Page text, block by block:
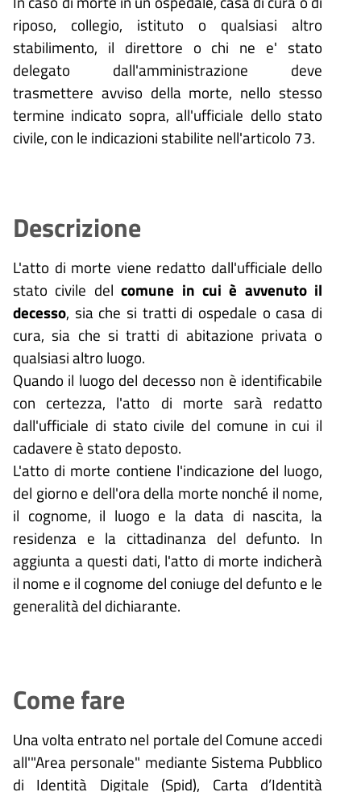
riposo, collegio, istituto o qualsiasi altro
stabilimento, il direttore o chi ne e' stato
delegato dall'amministrazione deve
trasmettere avviso della morte, nello stesso
termine indicato sopra, all'ufficiale dello stato
civile, con le indicazioni stabilite nell'articolo 73.
Descrizione
L'atto di morte viene redatto dall'ufficiale dello
stato civile delcomune in cui è avvenuto il
decesso, sia che si tratti di ospedale o casa di
cura, sia che si tratti di abitazione privata o
qualsiasi altro luogo.
Quando il luogo del decesso non è identificabile
con certezza, l'atto di morte sarà redatto
dall'ufficiale di stato civile del comune in cui il
cadavere è stato deposto.
L'atto di morte contiene l'indicazione del luogo,
del giorno e dell'ora della morte nonché il nome,
il cognome, il luogo e la data di nascita, la
residenza e la cittadinanza del defunto. In
aggiunta a questi dati, l'atto di morte indicherà
il nome e il cognome del coniuge del defunto e le
generalità del dichiarante.
Come fare
Una volta entrato nel portale del Comune accedi
all'"Area personale" mediante Sistema Pubblico
di Identità Digitale (Spid), Carta d’Identità